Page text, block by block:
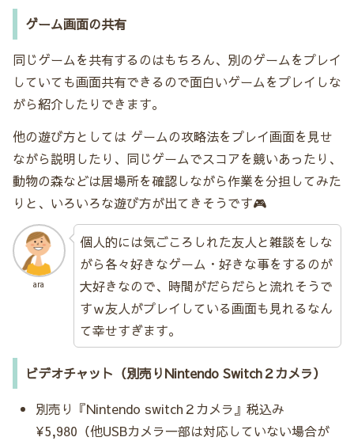
ゲーム画面の共有
同じゲームを共有するのはもちろん、別のゲームをプレイ
していても画面共有できるので面白いゲームをプレイしな
がら紹介したりできます。
他の遊び方としては ゲームの攻略法をプレイ画面を見せ
ながら説明したり、同じゲームでスコアを競いあったり、
動物の森などは居場所を確認しながら作業を分担してみた
りと、いろいろな遊び方が出てきそうです🎮
ara
個人的には気ごころしれた友人と雑談をしな
がら各々好きなゲーム・好きな事をするのが
大好きなので、時間がだらだらと流れそうで
すｗ友人がプレイしている画面も見れるなん
て幸せすぎます。
ビデオチャット（別売りNintendo Switch２カメラ）
別売り『Nintendo switch２カメラ』税込み
¥5,980（他USBカメラ一部は対応していない場合が